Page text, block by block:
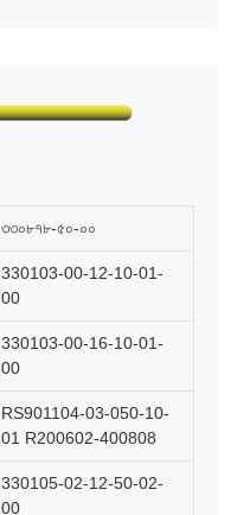
৩৩০৮৭৮-৫০-০০
330103-00-12-10-01-
00
330103-00-16-10-01-
00
RS901104-03-050-10-
01 R200602-400808
330105-02-12-50-02-
00